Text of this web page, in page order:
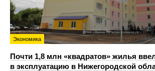
Экономика
Почти 1,8 млн «квадратов» жилья
в эксплуатацию в Нижегородской